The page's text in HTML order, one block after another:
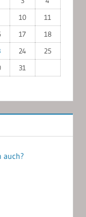
10
11
17
18
24
25
31
auch?